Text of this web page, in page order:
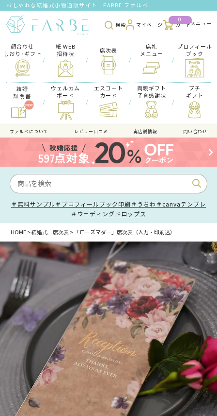
おしゃれな結婚式小物通販サイト｜FARBE ファルベ
検索 マイページ
0
カート
顔合わせ
しおり･ギフト
/
紙 WEB
招待状
/
席次表
/
席礼
メニュー
/
プロフィール
ブック
結婚
証明書
/
ウェルカム
ボード
/
エスコート
カード
/
両親ギフト
子育感謝状
/
プチ
ギフト
ファルべについて レビュー口コミ 実店舗情報 問い合わせ
＃無料サンプル ＃プロフィールブック印刷 ＃うちわ ＃canvaテンプレ
＃ウェディングドロップス
HOME 結婚式 席次表 「ローズマダー」席次表（入力・印刷込）